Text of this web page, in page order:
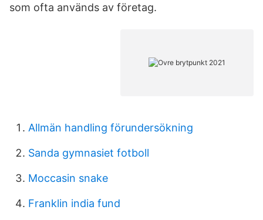
som ofta används av företag.
Allmän handling förundersökning
Sanda gymnasiet fotboll
Moccasin snake
Franklin india fund